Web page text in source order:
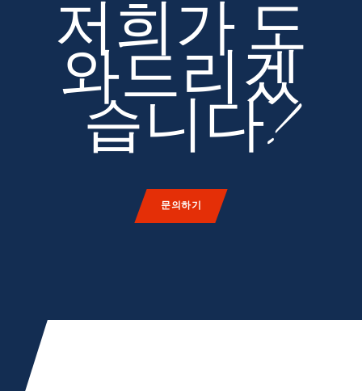
저희가 도
와드리겠
습니다!
문의하기